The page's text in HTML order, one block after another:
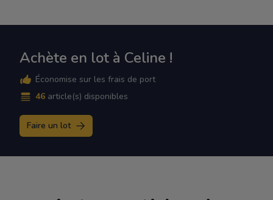
Achète en lot à Celine !
Économise sur les frais de port
46 article(s) disponibles
Faire un lot